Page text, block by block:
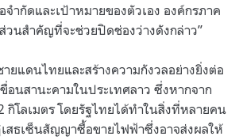
ำกัดและเป้าหมายของตัวเอง องค์กรภาค
วนสำคัญที่จะช่วยปิดช่องว่างดังกล่าว”
ยแดนไทยและสร้างความกังวลอย่างยิ่งต่อ
อนสานะคามในประเทศลาว ซึ่งหากจาก
กิโลเมตร โดยรัฐไทยได้ทำในสิ่งที่หลายคน
สธเซ็นสัญญาซื้อขายไฟฟ้าซึ่งอาจส่งผลให้